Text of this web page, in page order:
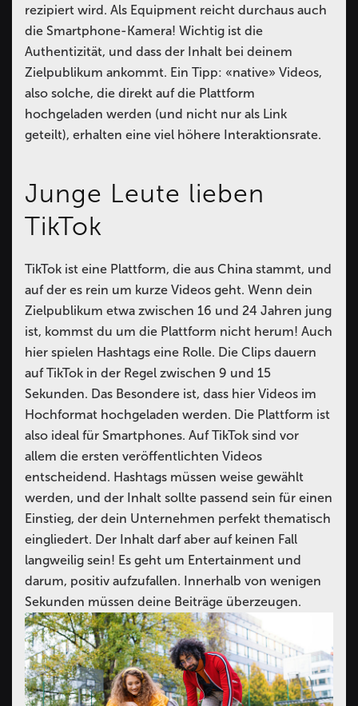
rezipiert wird. Als Equipment reicht durchaus auch
die Smartphone-Kamera! Wichtig ist die
Authentizität, und dass der Inhalt bei deinem
Zielpublikum ankommt. Ein Tipp: «native» Videos,
also solche, die direkt auf die Plattform
hochgeladen werden (und nicht nur als Link
geteilt), erhalten eine viel höhere Interaktionsrate.
Junge Leute lieben
TikTok
TikTok ist eine Plattform, die aus China stammt, und
auf der es rein um kurze Videos geht. Wenn dein
Zielpublikum etwa zwischen 16 und 24 Jahren jung
ist, kommst du um die Plattform nicht herum! Auch
hier spielen Hashtags eine Rolle. Die Clips dauern
auf TikTok in der Regel zwischen 9 und 15
Sekunden. Das Besondere ist, dass hier Videos im
Hochformat hochgeladen werden. Die Plattform ist
also ideal für Smartphones. Auf TikTok sind vor
allem die ersten veröffentlichten Videos
entscheidend. Hashtags müssen weise gewählt
werden, und der Inhalt sollte passend sein für einen
Einstieg, der dein Unternehmen perfekt thematisch
eingliedert. Der Inhalt darf aber auf keinen Fall
langweilig sein! Es geht um Entertainment und
darum, positiv aufzufallen. Innerhalb von wenigen
Sekunden müssen deine Beiträge überzeugen.